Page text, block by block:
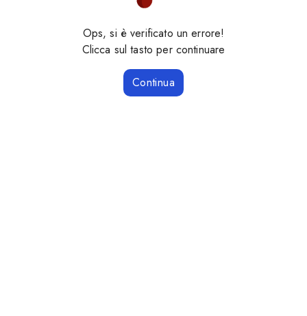
Ops, si è verificato un errore!
Clicca sul tasto per continuare
Continua